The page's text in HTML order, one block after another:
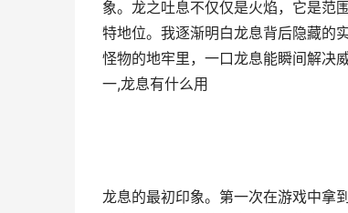
象。龙之吐息不仅仅是火焰，它是范
特地位。我逐渐明白龙息背后隐藏的
怪物的地牢里，一口龙息能瞬间解决
一,龙息有什么用
龙息的最初印象。第一次在游戏中拿